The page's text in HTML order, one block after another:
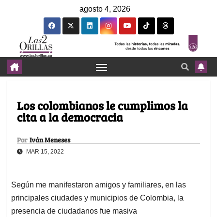
agosto 4, 2026
Los colombianos le cumplimos la
cita a la democracia
Por Iván Meneses
MAR 15, 2022
Según me manifestaron amigos y familiares, en las
principales ciudades y municipios de Colombia, la
presencia de ciudadanos fue masiva